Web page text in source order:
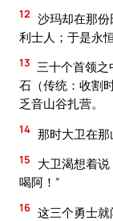
12 沙玛却在那
利士人；于是永
13 三十个首领
石（传统：收割
乏音山谷扎营。
14 那时大卫在那
15
大卫渴想着
喝阿！”
16 这三个勇士